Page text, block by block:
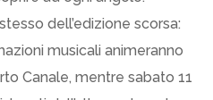
dell’edizione scorsa:
musicali animeranno
Canale, mentre sabato 11